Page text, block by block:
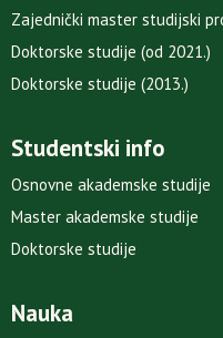
Zajednički master studijski
Doktorske studije (od 2021.)
Doktorske studije (2013.)
Studentski info
Osnovne akademske studije
Master akademske studije
Doktorske studije
Nauka